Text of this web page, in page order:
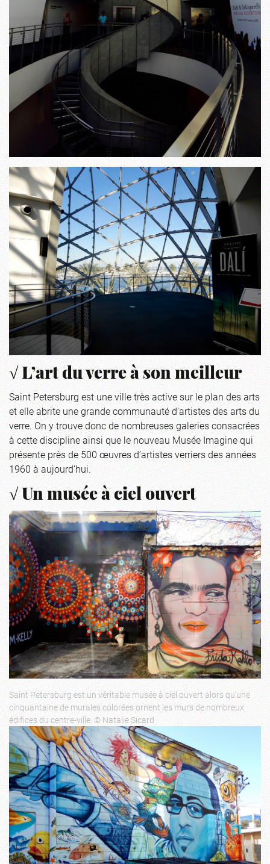
√ L’art du verre à son meilleur
Saint Petersburg est une ville très active sur le plan des arts
et elle abrite une grande communauté d’artistes des arts du
verre. On y trouve donc de nombreuses galeries consacrées
à cette discipline ainsi que le nouveau Musée Imagine qui
présente près de 500 œuvres d’artistes verriers des années
1960 à aujourd’hui.
√ Un musée à ciel ouvert
Saint Petersburg est un véritable musée à ciel ouvert alors qu’une
cinquantaine de murales colorées ornent les murs de nombreux
édifices du centre-ville. © Natalie Sicard